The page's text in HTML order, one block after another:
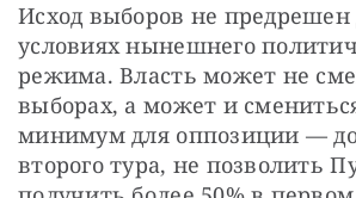
Исход выборов не
условиях нынешнего
режима. Власть может не
выборах, а может и
минимум для оппозиции —
второго тура, не позволить